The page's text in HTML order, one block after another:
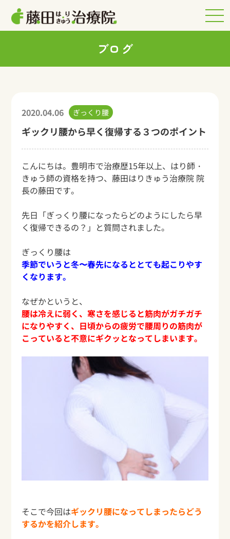
ブログ
2020.04.06 ぎっくり腰
ギックリ腰から早く復帰する３つのポイント
こんにちは。豊明市で治療歴15年以上、はり師・
きゅう師の資格を持つ、藤田はりきゅう治療院 院
長の藤田です。
先日「ぎっくり腰になったらどのようにしたら早
く復帰できるの？」と質問されました。
ぎっくり腰は
季節でいうと冬〜春先になるととても起こりやす
くなります。
なぜかというと、
腰は冷えに弱く、寒さを感じると筋肉がガチガチ
になりやすく、日頃からの疲労で腰周りの筋肉が
こっていると不意にギクッとなってしまいます。
そこで今回はギックリ腰になってしまったらどう
するかを紹介します。